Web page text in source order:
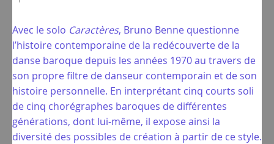
Avec le solo Caractères, Bruno Benne questionne
l’histoire contemporaine de la redécouverte de la
danse baroque depuis les années 1970 au travers de
son propre filtre de danseur contemporain et de son
histoire personnelle. En interprétant cinq courts soli
de cinq chorégraphes baroques de différentes
générations, dont lui-même, il expose ainsi la
diversité des possibles de création à partir de ce style.